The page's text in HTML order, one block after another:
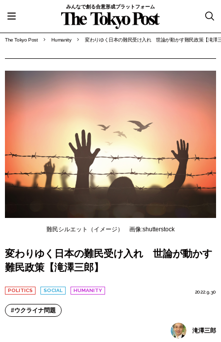
みんなで創る合意形成プラットフォーム
The Tokyo Post Humanity 変わりゆく日本の難民受け入れ 世論が動かす難民政策【滝
難民シルエット（イメージ） 画像:shutterstock
変わりゆく日本の難民受け入れ 世論が動かす
難民政策【滝澤三郎】
POLITICS SOCIAL HUMANITY 2022.9.30
ウクライナ問題
滝澤三郎